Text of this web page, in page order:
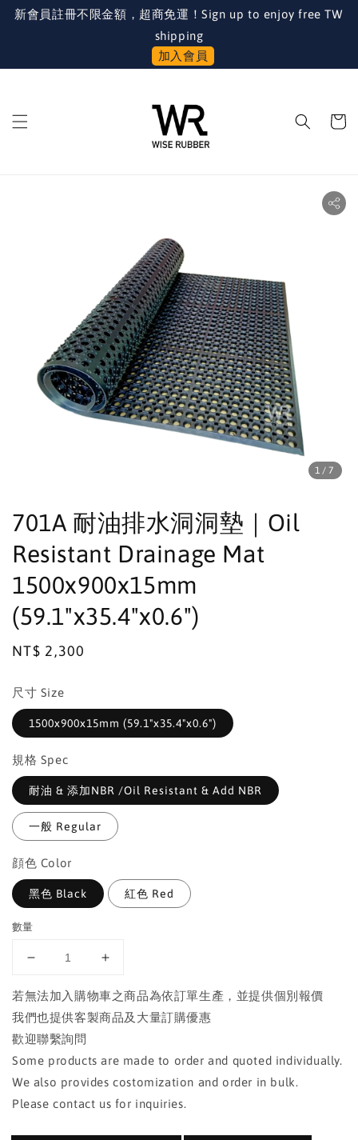
新會員註冊不限金額，超商免運！Sign up to enjoy free TW
shipping
加入會員
1 /7
701A 耐油排水洞洞墊｜Oil
Resistant Drainage Mat
1500x900x15mm
(59.1"x35.4"x0.6")
Regular
NT$ 2,300
尺寸 Size
1500x900x15mm (59.1"x35.4"x0.6")
規格 Spec
耐油 & 添加NBR /Oil Resistant & Add NBR
一般 Regular
顔色 Color
黑色 Black 紅色 Red
數量
若無法加入購物車之商品為依訂單生產，並提供個別報價
我們也提供客製商品及大量訂購優惠
歡迎聯繫詢問
Some products are made to order and quoted individually.
We also provides costomization and order in bulk.
Please contact us for inquiries.